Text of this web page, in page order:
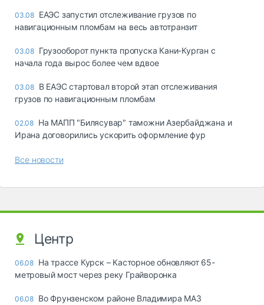
03.08 ЕАЭС запустил отслеживание грузов по
навигационным пломбам на весь автотранзит
03.08 Грузооборот пункта пропуска Кани-Курган с
начала года вырос более чем вдвое
03.08 В ЕАЭС стартовал второй этап отслеживания
грузов по навигационным пломбам
02.08 На МАПП "Билясувар" таможни Азербайджана и
Ирана договорились ускорить оформление фур
Все новости
Центр
06.08 На трассе Курск – Касторное обновляют 65-
метровый мост через реку Грайворонка
06.08 Во Фрунзенском районе Владимира МАЗ